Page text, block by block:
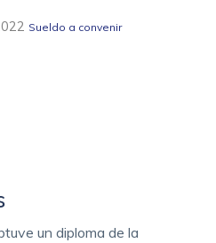
Sueldo a convenir
un diploma de la